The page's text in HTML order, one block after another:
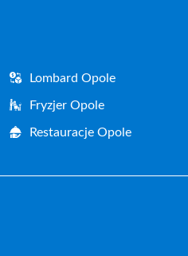
Lombard Opole
Fryzjer Opole
Restauracje Opole